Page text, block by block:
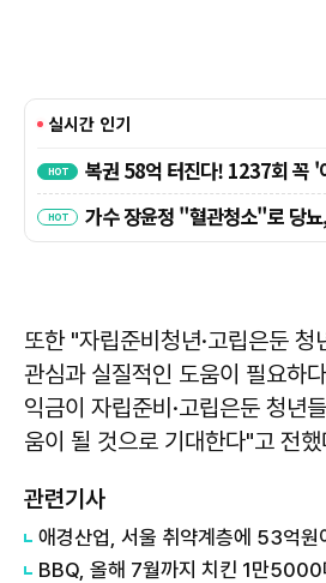
또한 "자립준비청년·고립은둔 청
관심과 실질적인 도움이 필요하
익금이 자립준비·고립은둔 청년
움이 될 것으로 기대한다"고 전했
관련기사